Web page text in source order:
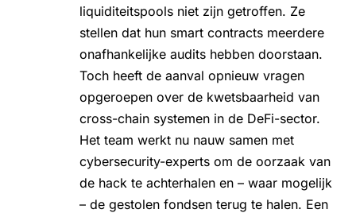
liquiditeitspools niet zijn getroffen. Ze
stellen dat hun smart contracts meerdere
onafhankelijke audits hebben doorstaan.
Toch heeft de aanval opnieuw vragen
opgeroepen over de kwetsbaarheid van
cross-chain systemen in de DeFi-sector.
Het team werkt nu nauw samen met
cybersecurity-experts om de oorzaak van
de hack te achterhalen en – waar mogelijk
– de gestolen fondsen terug te halen. Een